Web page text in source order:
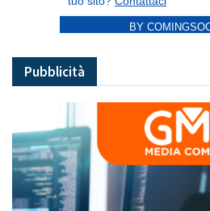
BY
Pubblicità